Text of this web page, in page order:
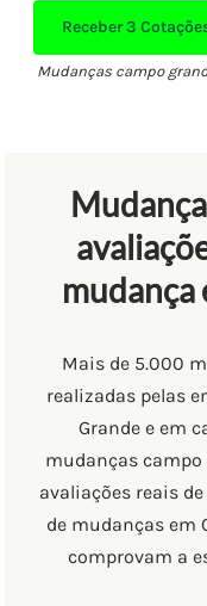
Receber3
Mudanças campo
mudança
Mais de 5.000
realizadas pelas
Grande e em
mudanças campo
avaliações reais
de mudanças em
comprovam a